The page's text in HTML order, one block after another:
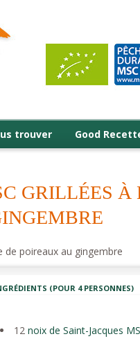
trouver Good
GRILLÉES À
de poireaux au gingembre
(POUR 4 PERSONNES)
12noix de Saint-Jacques